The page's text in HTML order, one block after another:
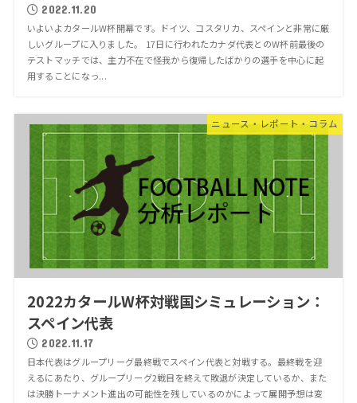
2022.11.20
いよいよカタールW杯開幕です。ドイツ、コスタリカ、スペインと非常に厳
しいグループに入りました。 17日に行われたカナダ代表とのW杯前最後の
テストマッチでは、主力不在で怪我から復帰したばかりの選手を中心に起
用することになっ...
ニュース・レポート・コラム
2022カタールW杯対戦国シミュレーション：
スペイン代表
2022.11.17
日本代表はグループリーグ最終戦でスペイン代表と対戦する。最終戦を迎
えるにあたり、グループリーグ2戦目を終えて敗退が決定しているか、また
は決勝トーナメント進出の可能性を残しているのかによって展開予想は変